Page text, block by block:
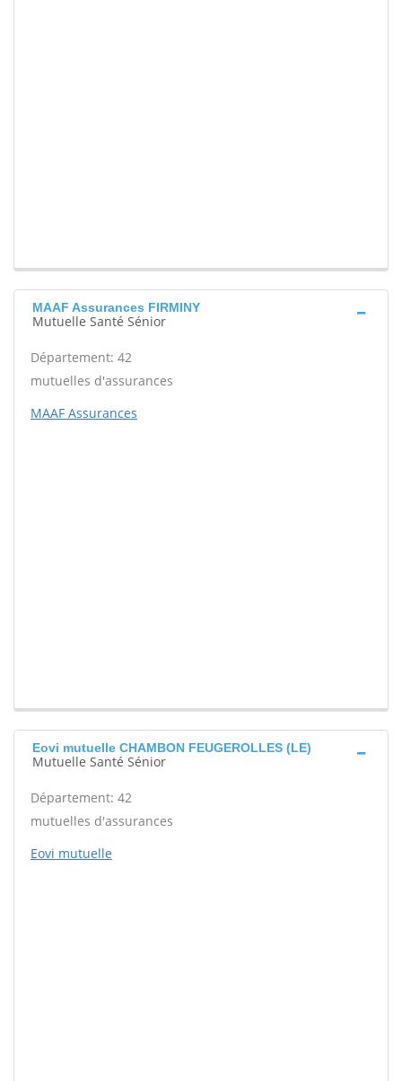
MAAF Assurances FIRMINY
Mutuelle Santé Sénior
Département: 42
mutuelles d'assurances
MAAF Assurances
Eovi mutuelle CHAMBON FEUGEROLLES (LE)
Mutuelle Santé Sénior
Département: 42
mutuelles d'assurances
Eovi mutuelle